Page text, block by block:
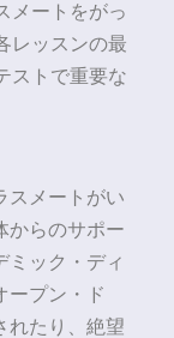
メートをがっ
レッスンの最
ストで重要な
スメートがい
からのサポー
ミック・ディ
ープン・ド
れたり、絶望